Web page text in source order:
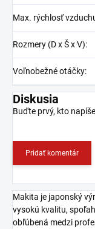
Max. rýchlosť
Rozmery (D x Š x V):
Voľnobežné otáčky:
Diskusia
Buďte prvý, kto
Pridať komentár
Makita je japonský
vysokú kvalitu,
obľúbená medzi